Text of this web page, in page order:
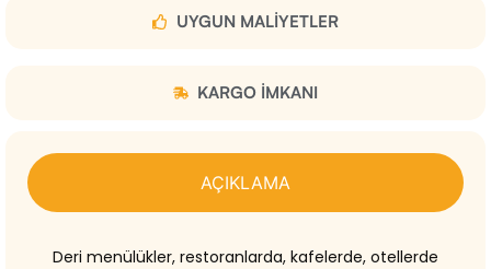
UYGUN MALIYETLER
KARGO IMKANI
AÇIKLAMA
Deri menülükler, restoranlarda, kafelerde, otellerde